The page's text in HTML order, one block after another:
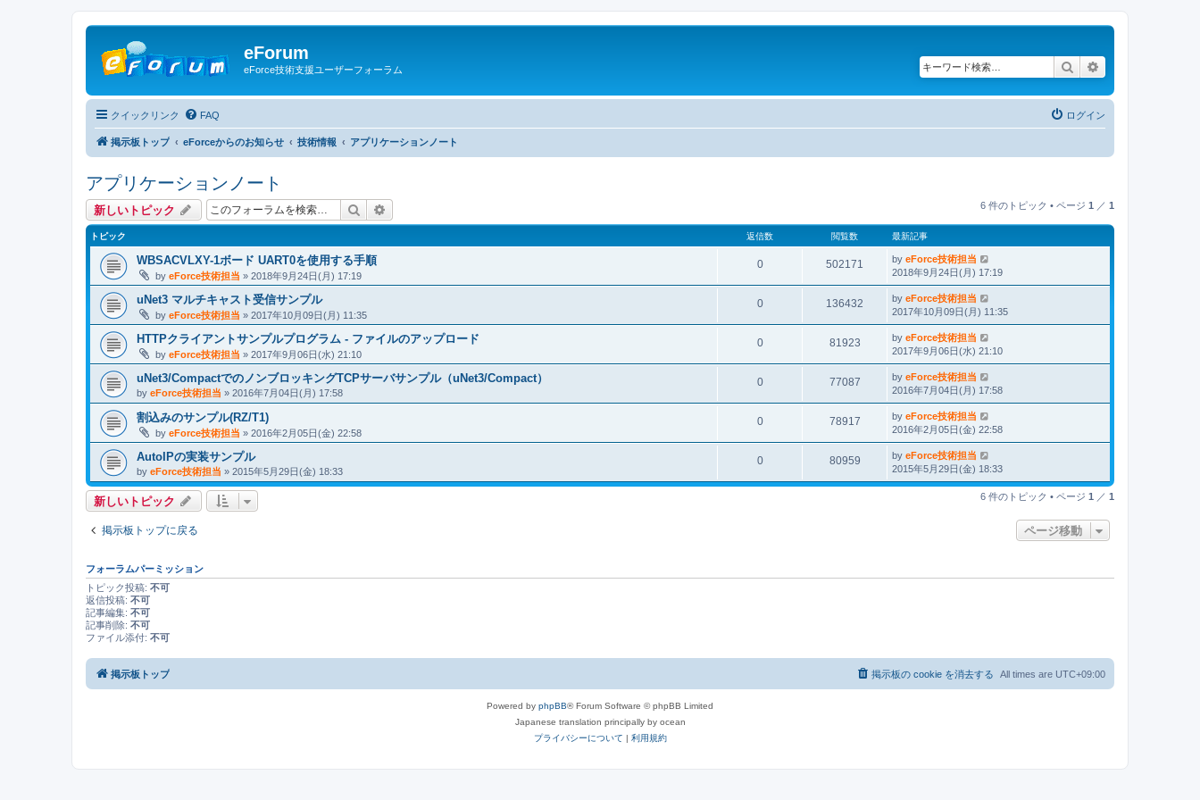
eForum
eForce技術支援ユーザーフォーラム 検索
クイックリンク FAQ ログイン
掲示板トップ eForceからのお知らせ 技術情報 アプリケーションノート
アプリケーションノート
新しいトピック 検索 6 件のトピック • ページ 1 ／ 1
トピック 返信数 閲覧数 最新記事
WBSACVLXY-1ボード UART0を使用する手順
by eForce技術担当 » 2018年9月24日(月) 17:19
0 502171 by eForce技術担当
2018年9月24日(月) 17:19
uNet3 マルチキャスト受信サンプル
by eForce技術担当 » 2017年10月09日(月) 11:35
0 136432 by eForce技術担当
2017年10月09日(月) 11:35
HTTPクライアントサンプルプログラム - ファイルのアップロード
by eForce技術担当 » 2017年9月06日(水) 21:10
0 81923 by eForce技術担当
2017年9月06日(水) 21:10
uNet3/CompactでのノンブロッキングTCPサーバサンプル（uNet3/Compact）
by eForce技術担当 » 2016年7月04日(月) 17:58
0 77087 by eForce技術担当
2016年7月04日(月) 17:58
割込みのサンプル(RZ/T1)
by eForce技術担当 » 2016年2月05日(金) 22:58
0 78917 by eForce技術担当
2016年2月05日(金) 22:58
AutoIPの実装サンプル
by eForce技術担当 » 2015年5月29日(金) 18:33
0 80959 by eForce技術担当
2015年5月29日(金) 18:33
新しいトピック 6 件のトピック • ページ 1 ／ 1
掲示板トップに戻る ページ移動
フォーラムパーミッション
トピック投稿: 不可
返信投稿: 不可
記事編集: 不可
記事削除: 不可
ファイル添付: 不可
掲示板トップ All times are UTC+09:00
掲示板の cookie を消去する
Powered by phpBB® Forum Software © phpBB Limited
Japanese translation principally by ocean
プライバシーについて | 利用規約